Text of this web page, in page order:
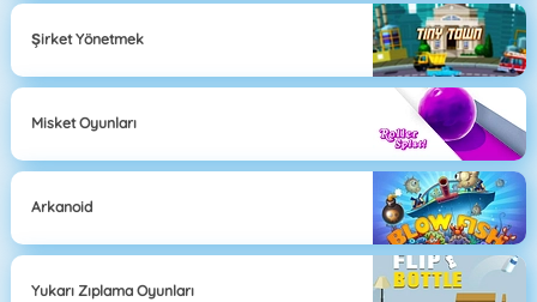
Şirket Yönetmek
Misket Oyunları
Arkanoid
Yukarı Zıplama Oyunları